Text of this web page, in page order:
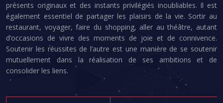
présents originaux et des instants privilégiés inoubliables. Il est
également essentiel de partager les plaisirs de la vie. Sortir au
restaurant, voyager, faire du shopping, aller au théâtre, autant
d’occasions de vivre des moments de joie et de connivence.
Soutenir les réussites de l’autre est une manière de se soutenir
mutuellement dans la réalisation de ses ambitions et de
consolider les liens.